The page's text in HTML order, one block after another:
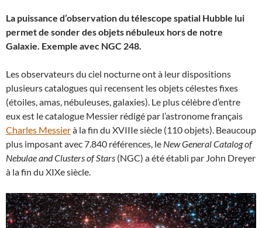
La puissance d’observation du télescope spatial Hubble lui
permet de sonder des objets nébuleux hors de notre
Galaxie. Exemple avec NGC 248.
Les observateurs du ciel nocturne ont à leur dispositions
plusieurs catalogues qui recensent les objets célestes fixes
(étoiles, amas, nébuleuses, galaxies). Le plus célèbre d’entre
eux est le catalogue Messier rédigé par l’astronome français
Charles Messierà la fin du XVIIIe siècle (110 objets). Beaucoup
plus imposant avec 7.840 références, le New General Catalog of
Nebulae and Clusters of Stars (NGC) a été établi par John Dreyer
à la fin du XIXe siècle.